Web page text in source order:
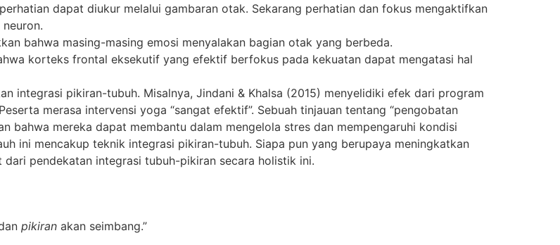
dapat diukur melalui gambaran otak. Sekarang perhatian dan fokus mengaktifkan
bahwa masing-masing emosi menyalakan bagian otak yang berbeda.
korteks frontal eksekutif yang efektif berfokus pada kekuatan dapat mengatasi hal
integrasi pikiran-tubuh. Misalnya, Jindani & Khalsa (2015) menyelidiki efek dari program
merasa intervensi yoga “sangat efektif”. Sebuah tinjauan tentang “pengobatan
bahwa mereka dapat membantu dalam mengelola stres dan mempengaruhi kondisi
ini mencakup teknik integrasi pikiran-tubuh. Siapa pun yang berupaya meningkatkan
pendekatan integrasi tubuh-pikiran secara holistik ini.
pikiran akan seimbang.”